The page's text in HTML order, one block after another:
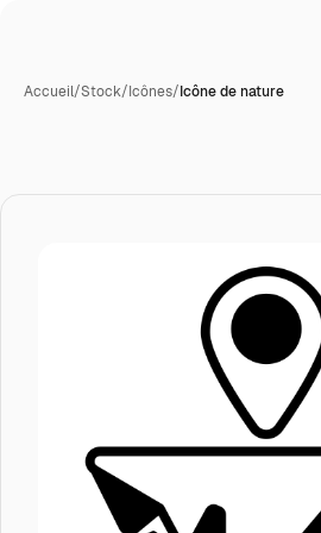
Accueil/Stock/Icônes/Icône de nature